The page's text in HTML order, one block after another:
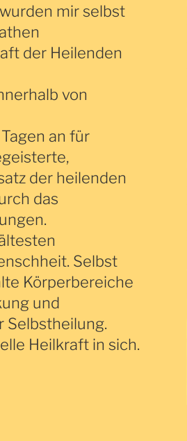
mir selbst
der Heilenden
von
an für
der heilenden
das
Selbst
Körperbereiche
und
Selbstheilung.
Heilkraft in sich.